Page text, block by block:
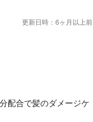
更新日時：6ヶ月以上前
配合で髪のダメージケ